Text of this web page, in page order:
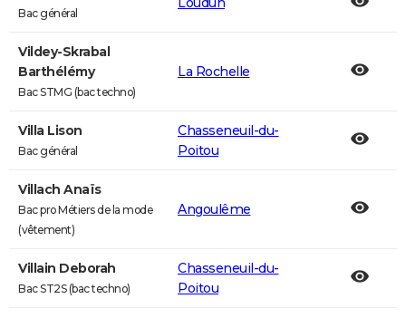
Bac général
Vildey-Skrabal
Barthélémy
Bac STMG (bac techno)
La Rochelle
Villa Lison
Bac général
Chasseneuil-du-
Poitou
Villach Anaïs
Bac pro Métiers de la mode
(vêtement)
Angoulême
Villain Deborah
Bac ST2S (bac techno)
Chasseneuil-du-
Poitou